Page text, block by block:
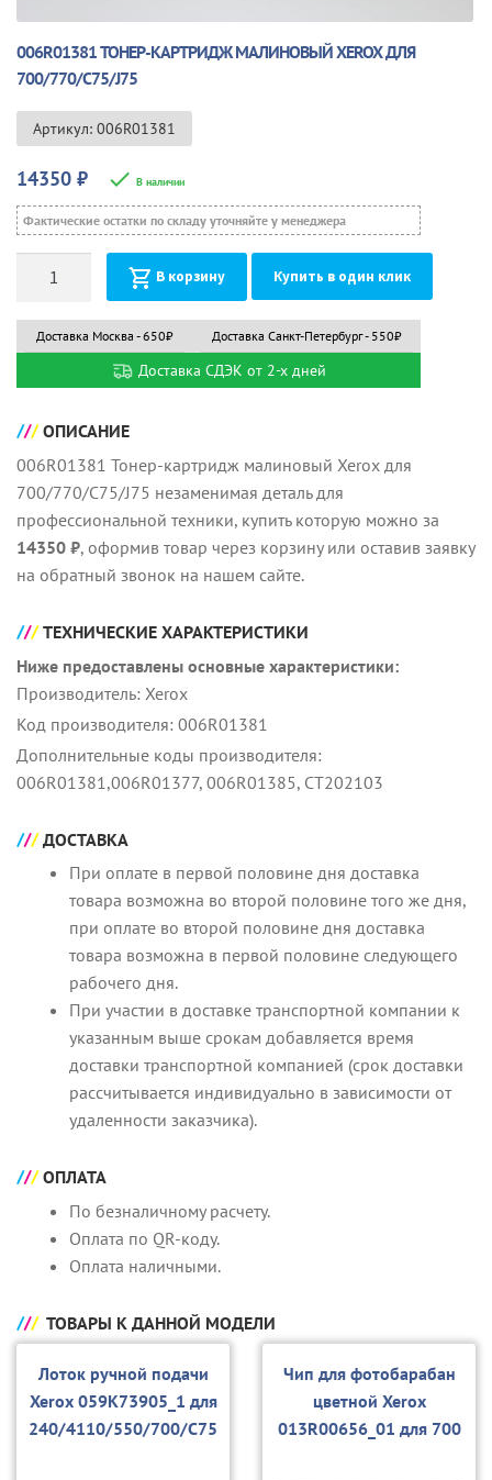
006R01381 ТОНЕР-КАРТРИДЖ МАЛИНОВЫЙ XEROX ДЛЯ
700/770/С75/J75
Артикул: 006R01381
14350 ₽ В наличии
Фактические остатки по складу уточняйте у менеджера
В корзину Купить в один клик
Доставка Москва - 650₽ Доставка Санкт-Петербург - 550₽
Доставка СДЭК от 2-х дней
ОПИСАНИЕ
006R01381 Тонер-картридж малиновый Xerox для
700/770/С75/J75 незаменимая деталь для
профессиональной техники, купить которую можно за
14350 ₽, оформив товар через корзину или оставив заявку
на обратный звонок на нашем сайте.
ТЕХНИЧЕСКИЕ ХАРАКТЕРИСТИКИ
Ниже предоставлены основные характеристики:
Производитель: Xerox
Код производителя: 006R01381
Дополнительные коды производителя:
006R01381,006R01377, 006R01385, CT202103
ДОСТАВКА
При оплате в первой половине дня доставка
товара возможна во второй половине того же дня,
при оплате во второй половине дня доставка
товара возможна в первой половине следующего
рабочего дня.
При участии в доставке транспортной компании к
указанным выше срокам добавляется время
доставки транспортной компанией (срок доставки
рассчитывается индивидуально в зависимости от
удаленности заказчика).
ОПЛАТА
По безналичному расчету.
Оплата по QR-коду.
Оплата наличными.
ТОВАРЫ К ДАННОЙ МОДЕЛИ
Лоток ручной подачи
Xerox 059K73905_1 для
240/4110/550/700/С75
Чип для фотобарабан
цветной Xerox
013R00656_01 для 700